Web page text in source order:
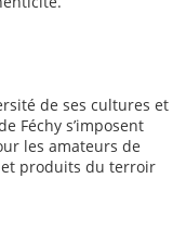
de ses cultures et
Féchy s’imposent
les amateurs de
et produits du terroir